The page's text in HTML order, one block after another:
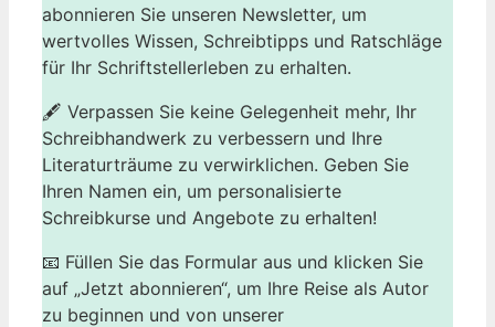
abonnieren Sie unseren Newsletter, um
wertvolles Wissen, Schreibtipps und Ratschläge
für Ihr Schriftstellerleben zu erhalten.
🖋️ Verpassen Sie keine Gelegenheit mehr, Ihr
Schreibhandwerk zu verbessern und Ihre
Literaturträume zu verwirklichen. Geben Sie
Ihren Namen ein, um personalisierte
Schreibkurse und Angebote zu erhalten!
📧 Füllen Sie das Formular aus und klicken Sie
auf „Jetzt abonnieren“, um Ihre Reise als Autor
zu beginnen und von unserer